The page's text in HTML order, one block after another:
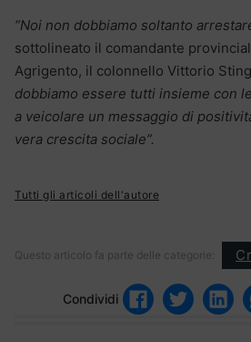
“Noi non dobbiamo soltanto
sottolineato il comandante
Agrigento, il colonnello Vittorio
dobbiamo essere tutti insieme con
a veicolare un messaggio di
vera crescita sociale”.
Tutti gli articoli dell'autore
Questo articolo fa parte delle categorie:
Condividi